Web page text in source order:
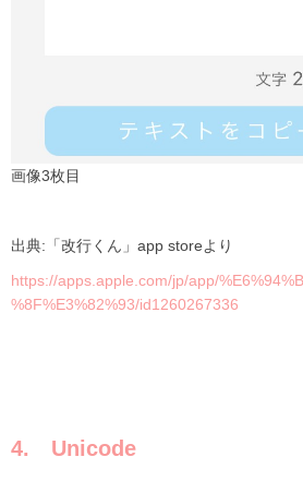
画像3枚目
出典:「改行くん」app storeより
https://apps.apple.com/jp/app/
%8F%E3%82%93/id1260267336
4. Unicode